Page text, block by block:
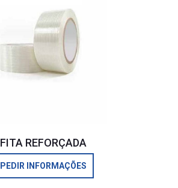
FITA REFORÇADA
PEDIR INFORMAÇÕES